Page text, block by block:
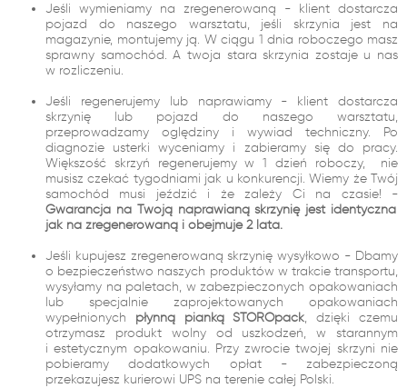
Jeśli wymieniamy na zregenerowaną - klient dostarcza
pojazd do naszego warsztatu, jeśli skrzynia jest na
magazynie, montujemy ją. W ciągu 1 dnia roboczego masz
sprawny samochód. A twoja stara skrzynia zostaje u nas
w rozliczeniu.
Jeśli regenerujemy lub naprawiamy - klient dostarcza
skrzynię lub pojazd do naszego warsztatu,
przeprowadzamy oględziny i wywiad techniczny. Po
diagnozie usterki wyceniamy i zabieramy się do pracy.
Większość skrzyń regenerujemy w 1 dzień roboczy, nie
musisz czekać tygodniami jak u konkurencji. Wiemy że Twój
samochód musi jeździć i że zależy Ci na czasie! -
Gwarancja na Twoją naprawianą skrzynię jest identyczna
jak na zregenerowaną i obejmuje 2 lata.
Jeśli kupujesz zregenerowaną skrzynię wysyłkowo - Dbamy
o bezpieczeństwo naszych produktów w trakcie transportu,
wysyłamy na paletach, w zabezpieczonych opakowaniach
lub specjalnie zaprojektowanych opakowaniach
wypełnionych płynną pianką STOROpack, dzięki czemu
otrzymasz produkt wolny od uszkodzeń, w starannym
i estetycznym opakowaniu. Przy zwrocie twojej skrzyni nie
pobieramy dodatkowych opłat - zabezpieczoną
przekazujesz kurierowi UPS na terenie całej Polski.